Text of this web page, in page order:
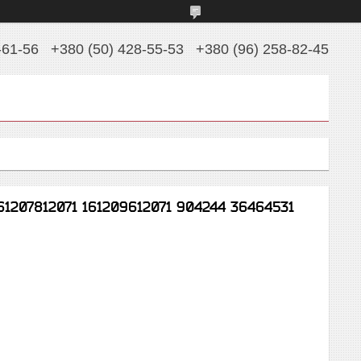
56 +380 (50) 428-55-53 +380 (96) 258-82-45
161209612071 904244 36464531